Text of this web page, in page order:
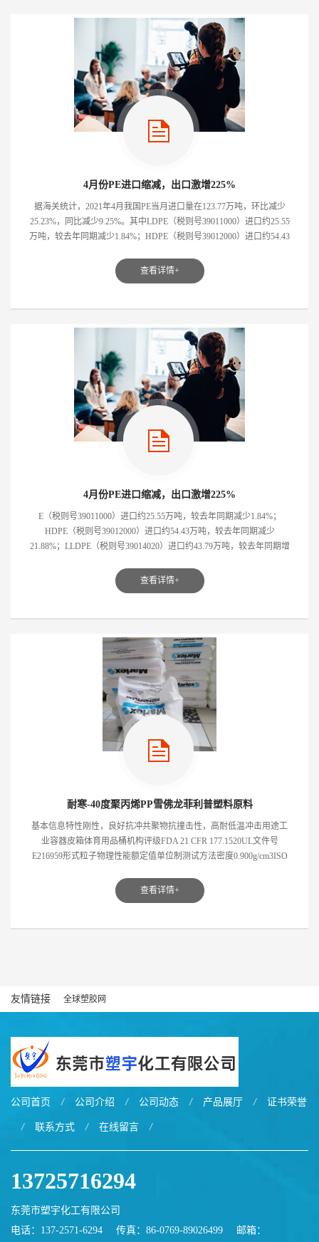
4月份PE进口缩减，出口激增225%
据海关统计，2021年4月我国PE当月进口量在123.77万吨，环比减少
25.23%，同比减少9.25%。其中LDPE（税则号39011000）进口约25.55
万吨，较去年同期减少1.84%；HDPE（税则号39012000）进口约54.43
查看详情+
4月份PE进口缩减，出口激增225%
E（税则号39011000）进口约25.55万吨，较去年同期减少1.84%；
HDPE（税则号39012000）进口约54.43万吨，较去年同期减少
21.88%；LLDPE（税则号39014020）进口约43.79万吨，较去年同期增
查看详情+
耐寒-40度聚丙烯PP雪佛龙菲利普塑料原料
基本信息特性刚性，良好抗冲共聚物抗撞击性，高耐低温冲击用途工
业容器皮箱体育用品桶机构评级FDA 21 CFR 177.1520UL文件号
E216959形式粒子物理性能额定值单位制测试方法密度0.900g/cm3ISO
查看详情+
友情链接 全球塑胶网
公司首页 / 公司介绍 / 公司动态 / 产品展厅 / 证书荣誉
/ 联系方式 / 在线留言 /
13725716294
东莞市塑宇化工有限公司
电话：137-2571-6294
传真：86-0769-89026499 邮箱：